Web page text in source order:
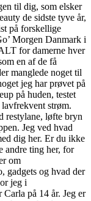
til dig, som elsker
de sidste tyve år,
på forskellige
Morgen Danmark i
for damerne hver
en af de få
manglede noget til
jeg har prøvet på
på huden, testet
strøm.
restylane, løfte bryn
Jeg ved hvad
dig her. Er du ikke
andre ting her, for
om
gadgets og hvad der
jeg i
på 14 år. Jeg er